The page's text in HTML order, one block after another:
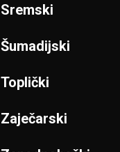
Sremski
Šumadijski
Toplički
Zaječarski